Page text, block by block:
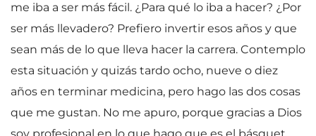
me iba a ser más fácil. ¿Para qué lo iba a hacer? ¿Por
ser más llevadero? Prefiero invertir esos años y que
sean más de lo que lleva hacer la carrera. Contemplo
esta situación y quizás tardo ocho, nueve o diez
años en terminar medicina, pero hago las dos cosas
que me gustan. No me apuro, porque gracias a Dios